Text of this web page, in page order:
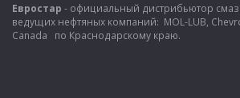
Евростар - официальный дистрибьютор
ведущих нефтяных компаний: MOL-LUB,
Canada по Краснодарскому краю.